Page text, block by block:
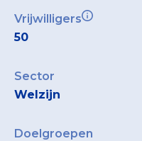
Vrijwilligers
50
Sector
Welzijn
Doelgroepen